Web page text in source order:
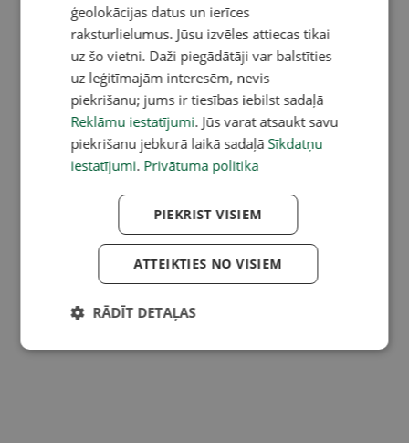
ģeolokācijas datus un ierīces
raksturlielumus. Jūsu izvēles attiecas tikai
uz šo vietni. Daži piegādātāji var balstīties
uz leģitīmajām interesēm, nevis
piekrišanu; jums ir tiesības iebilst sadaļā
Reklāmu iestatījumi. Jūs varat atsaukt savu
piekrišanu jebkurā laikā sadaļā Sīkdatņu
iestatījumi. Privātuma politika
PIEKRIST VISIEM
ATTEIKTIES NO VISIEM
RĀDĪT DETAĻAS